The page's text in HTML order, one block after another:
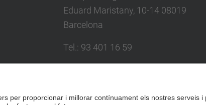
Eduard Maristany, 10-14 08019
Barcelona
Tel. : 93 401 16 59